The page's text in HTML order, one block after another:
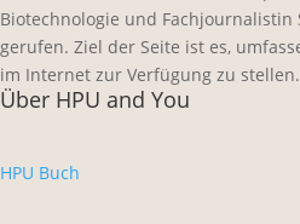
Biotechnologie und Fachjournalistin
gerufen. Ziel der Seite ist es,
im Internet zur Verfügung zu stellen.
Über HPU and You
HPU Buch